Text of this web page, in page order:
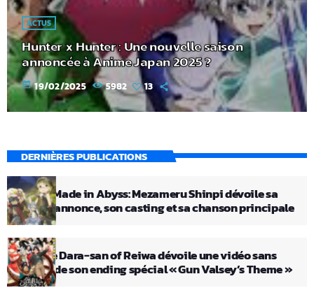
ACTUS
Hunter x Hunter : Une nouvelle saison
annoncée à Anime Japan 2025 ?
today 19/02/2025 5982 13
DERNIÈRES PUBLICATIONS
Le film Made in Abyss: Mezameru Shinpi dévoile sa
bande-annonce, son casting et sa chanson principale
L’anime Dara-san of Reiwa dévoile une vidéo sans
crédits de son ending spécial « Gun Valsey’s Theme »